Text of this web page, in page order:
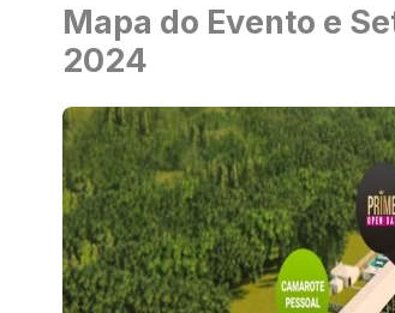
Mapa do Evento e
2024